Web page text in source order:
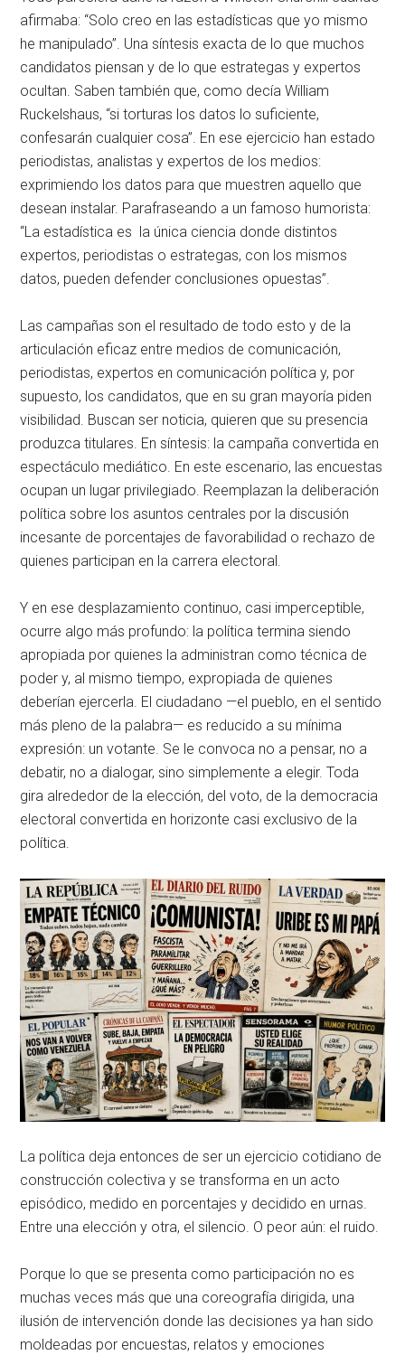
afirmaba: “Solo creo en las estadísticas que yo mismo
he manipulado”. Una síntesis exacta de lo que muchos
candidatos piensan y de lo que estrategas y expertos
ocultan. Saben también que, como decía William
Ruckelshaus, “si torturas los datos lo suficiente,
confesarán cualquier cosa”. En ese ejercicio han estado
periodistas, analistas y expertos de los medios:
exprimiendo los datos para que muestren aquello que
desean instalar. Parafraseando a un famoso humorista:
“La estadística es la única ciencia donde distintos
expertos, periodistas o estrategas, con los mismos
datos, pueden defender conclusiones opuestas”.
Las campañas son el resultado de todo esto y de la
articulación eficaz entre medios de comunicación,
periodistas, expertos en comunicación política y, por
supuesto, los candidatos, que en su gran mayoría piden
visibilidad. Buscan ser noticia, quieren que su presencia
produzca titulares. En síntesis: la campaña convertida en
espectáculo mediático. En este escenario, las encuestas
ocupan un lugar privilegiado. Reemplazan la deliberación
política sobre los asuntos centrales por la discusión
incesante de porcentajes de favorabilidad o rechazo de
quienes participan en la carrera electoral.
Y en ese desplazamiento continuo, casi imperceptible,
ocurre algo más profundo: la política termina siendo
apropiada por quienes la administran como técnica de
poder y, al mismo tiempo, expropiada de quienes
deberían ejercerla. El ciudadano —el pueblo, en el sentido
más pleno de la palabra— es reducido a su mínima
expresión: un votante. Se le convoca no a pensar, no a
debatir, no a dialogar, sino simplemente a elegir. Toda
gira alrededor de la elección, del voto, de la democracia
electoral convertida en horizonte casi exclusivo de la
política.
La política deja entonces de ser un ejercicio cotidiano de
construcción colectiva y se transforma en un acto
episódico, medido en porcentajes y decidido en urnas.
Entre una elección y otra, el silencio. O peor aún: el ruido.
Porque lo que se presenta como participación no es
muchas veces más que una coreografía dirigida, una
ilusión de intervención donde las decisiones ya han sido
moldeadas por encuestas, relatos y emociones